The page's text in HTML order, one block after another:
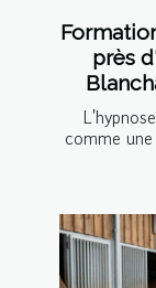
près
comme